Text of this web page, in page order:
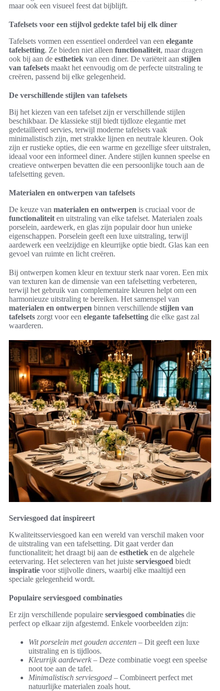
maar ook een visueel feest dat bijblijft.
Tafelsets voor een stijlvol gedekte tafel bij elk diner
Tafelsets vormen een essentieel onderdeel van een elegante
tafelsetting. Ze bieden niet alleen functionaliteit, maar dragen
ook bij aan de esthetiek van een diner. De variëteit aan stijlen
van tafelsets maakt het eenvoudig om de perfecte uitstraling te
creëren, passend bij elke gelegenheid.
De verschillende stijlen van tafelsets
Bij het kiezen van een tafelset zijn er verschillende stijlen
beschikbaar. De klassieke stijl biedt tijdloze elegantie met
gedetailleerd servies, terwijl moderne tafelsets vaak
minimalistisch zijn, met strakke lijnen en neutrale kleuren. Ook
zijn er rustieke opties, die een warme en gezellige sfeer uitstralen,
ideaal voor een informeel diner. Andere stijlen kunnen speelse en
creatieve ontwerpen bevatten die een persoonlijke touch aan de
tafelsetting geven.
Materialen en ontwerpen van tafelsets
De keuze van materialen en ontwerpen is cruciaal voor de
functionaliteit en uitstraling van elke tafelset. Materialen zoals
porselein, aardewerk, en glas zijn populair door hun unieke
eigenschappen. Porselein geeft een luxe uitstraling, terwijl
aardewerk een veelzijdige en kleurrijke optie biedt. Glas kan een
gevoel van ruimte en licht creëren.
Bij ontwerpen komen kleur en textuur sterk naar voren. Een mix
van texturen kan de dimensie van een tafelsetting verbeteren,
terwijl het gebruik van complementaire kleuren helpt om een
harmonieuze uitstraling te bereiken. Het samenspel van
materialen en ontwerpen binnen verschillende stijlen van
tafelsets zorgt voor een elegante tafelsetting die elke gast zal
waarderen.
Serviesgoed dat inspireert
Kwaliteitsserviesgoed kan een wereld van verschil maken voor
de uitstraling van een tafelsetting. Dit gaat verder dan
functionaliteit; het draagt bij aan de esthetiek en de algehele
eetervaring. Het selecteren van het juiste serviesgoed biedt
inspiratie voor stijlvolle diners, waarbij elke maaltijd een
speciale gelegenheid wordt.
Populaire serviesgoed combinaties
Er zijn verschillende populaire serviesgoed combinaties die
perfect op elkaar zijn afgestemd. Enkele voorbeelden zijn:
Wit porselein met gouden accenten – Dit geeft een luxe
uitstraling en is tijdloos.
Kleurrijk aardewerk – Deze combinatie voegt een speelse
noot toe aan de tafel.
Minimalistisch serviesgoed – Combineert perfect met
natuurlijke materialen zoals hout.